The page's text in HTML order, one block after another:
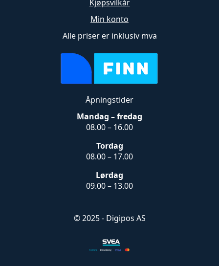
Kjøpsvilkår
Min konto
Alle priser er inklusiv mva
Åpningstider
Mandag – fredag
08.00 – 16.00
Tordag
08.00 – 17.00
Lørdag
09.00 – 13.00
© 2025 - Digipos AS